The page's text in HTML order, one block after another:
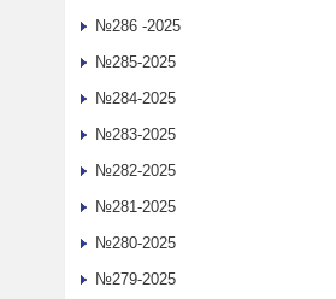
№286 -2025
№285-2025
№284-2025
№283-2025
№282-2025
№281-2025
№280-2025
№279-2025